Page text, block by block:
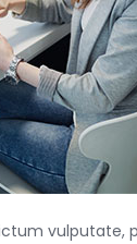
vulputate,